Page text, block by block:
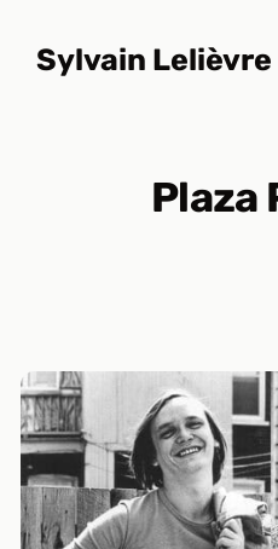
contenuSylvain Lelièvre
Plaza